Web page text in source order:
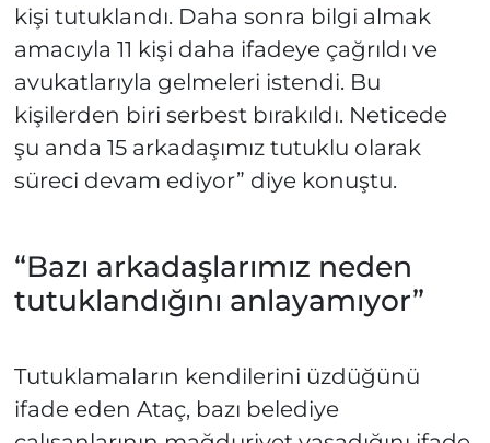
kişi tutuklandı. Daha sonra bilgi almak
amacıyla 11 kişi daha ifadeye çağrıldı ve
avukatlarıyla gelmeleri istendi. Bu
kişilerden biri serbest bırakıldı. Neticede
şu anda 15 arkadaşımız tutuklu olarak
süreci devam ediyor” diye konuştu.
“Bazı arkadaşlarımız neden
tutuklandığını anlayamıyor”
Tutuklamaların kendilerini üzdüğünü
ifade eden Ataç, bazı belediye